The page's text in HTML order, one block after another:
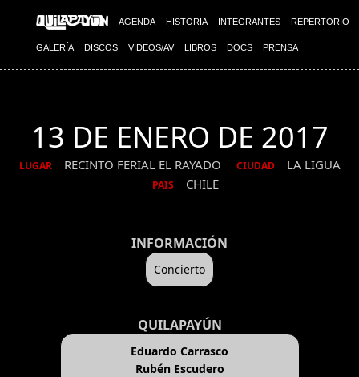
AGENDA HISTORIA INTEGRANTES REPERTORIO
GALERÍA DISCOS VIDEOS/AV LIBROS DOCS PRENSA
13 DE ENERO DE 2017
LUGAR RECINTO FERIAL EL RAYADO CIUDAD LA LIGUA
PAIS CHILE
INFORMACIÓN
Concierto
QUILAPAYÚN
Eduardo Carrasco
Rubén Escudero